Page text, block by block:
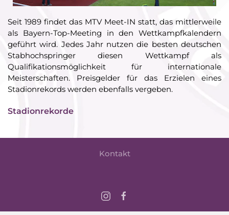
Seit 1989 findet das MTV Meet-IN statt, das mittlerweile
als Bayern-Top-Meeting in den Wettkampfkalendern
geführt wird. Jedes Jahr nutzen die besten deutschen
Stabhochspringer diesen Wettkampf als
Qualifikationsmöglichkeit für internationale
Meisterschaften. Preisgelder für das Erzielen eines
Stadionrekords werden ebenfalls vergeben.
Stadionrekorde
Kontakt